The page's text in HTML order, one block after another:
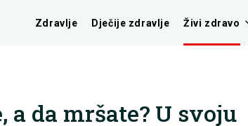
Zdravlje Dječije zdravlje Živi zdravo
a da mršate? U svoju